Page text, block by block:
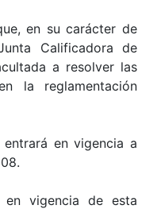
en su carácter de
Calificadora de
a resolver las
la reglamentación
en vigencia a
vigencia de esta